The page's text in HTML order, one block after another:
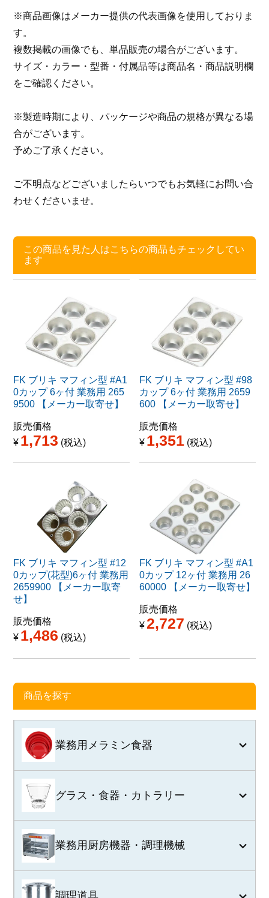
※商品画像はメーカー提供の代表画像を使用しておりま
す。
複数掲載の画像でも、単品販売の場合がございます。
サイズ・カラー・型番・付属品等は商品名・商品説明欄
をご確認ください。
※製造時期により、パッケージや商品の規格が異なる場
合がございます。
予めご了承ください。
ご不明点などございましたらいつでもお気軽にお問い合
わせくださいませ。
この商品を見た人はこちらの商品もチェックしてい
ます
FK ブリキ マフィン型 #A1
0カップ 6ヶ付 業務用 265
9500 【メーカー取寄せ】
販売価格
¥ 1,713 税込
FK ブリキ マフィン型 #98
カップ 6ヶ付 業務用 2659
600 【メーカー取寄せ】
販売価格
¥ 1,351 税込
FK ブリキ マフィン型 #12
0カップ(花型)6ヶ付 業務用
2659900 【メーカー取寄
せ】
販売価格
¥ 1,486 税込
FK ブリキ マフィン型 #A1
0カップ 12ヶ付 業務用 26
60000 【メーカー取寄せ】
販売価格
¥2,727 税込
商品を探す
業務用メラミン食器
グラス・食器・カトラリー
業務用厨房機器・調理機械